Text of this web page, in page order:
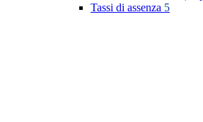
Tassi di assenza 5